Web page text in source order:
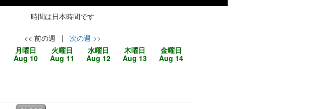
時間は日本時間です
<< 前の週 | 次の週 >>
月曜日
Aug 10
火曜日
Aug 11
水曜日
Aug 12
木曜日
Aug 13
金曜日
Aug 14